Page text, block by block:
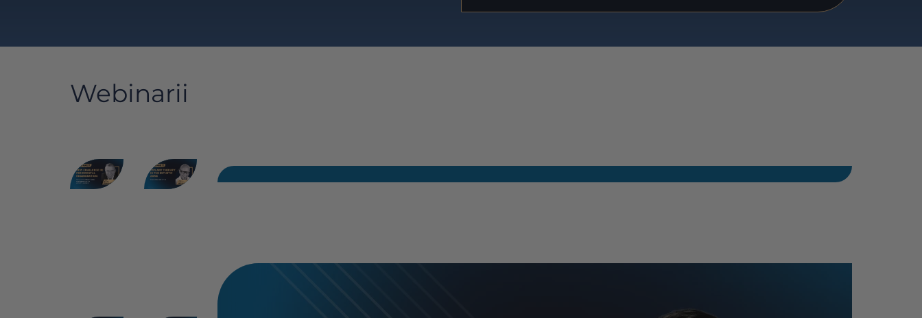
Webinarii